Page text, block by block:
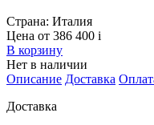
Страна: Италия
Цена от 386 400 i
В корзину
Нет в наличии
Описание Доставка
Доставка